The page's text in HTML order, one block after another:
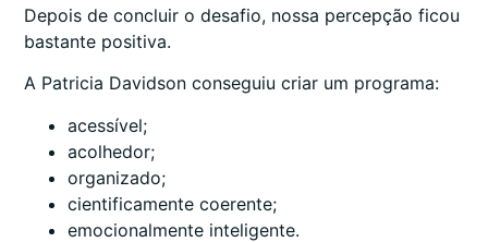
Depois de concluir o desafio, nossa percepção ficou
bastante positiva.
A Patricia Davidson conseguiu criar um programa:
acessível;
acolhedor;
organizado;
cientificamente coerente;
emocionalmente inteligente.